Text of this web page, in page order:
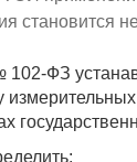
становится
ФЗ